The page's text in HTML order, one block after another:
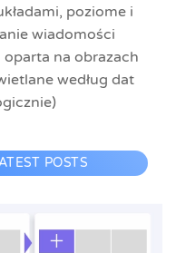
poziome i
wiadomości
na obrazach
według dat
POSTS